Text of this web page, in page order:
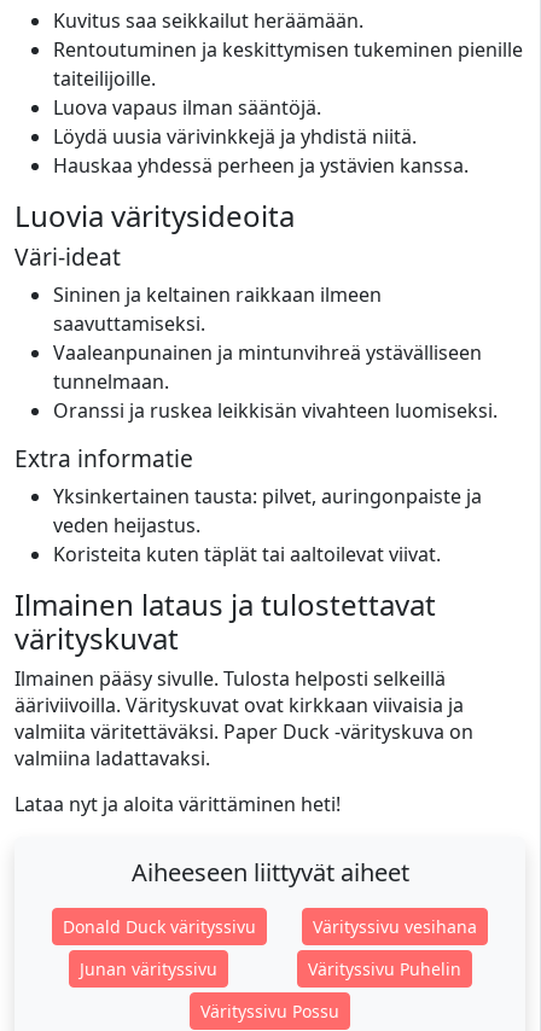
Kuvitus saa seikkailut heräämään.
Rentoutuminen ja keskittymisen tukeminen pienille
taiteilijoille.
Luova vapaus ilman sääntöjä.
Löydä uusia värivinkkejä ja yhdistä niitä.
Hauskaa yhdessä perheen ja ystävien kanssa.
Luovia väritysideoita
Väri-ideat
Sininen ja keltainen raikkaan ilmeen
saavuttamiseksi.
Vaaleanpunainen ja mintunvihreä ystävälliseen
tunnelmaan.
Oranssi ja ruskea leikkisän vivahteen luomiseksi.
Extra informatie
Yksinkertainen tausta: pilvet, auringonpaiste ja
veden heijastus.
Koristeita kuten täplät tai aaltoilevat viivat.
Ilmainen lataus ja tulostettavat
värityskuvat
Ilmainen pääsy sivulle. Tulosta helposti selkeillä
ääriviivoilla. Värityskuvat ovat kirkkaan viivaisia ja
valmiita väritettäväksi. Paper Duck -värityskuva on
valmiina ladattavaksi.
Lataa nyt ja aloita värittäminen heti!
Aiheeseen liittyvät aiheet
Donald Duck värityssivu
Värityssivu vesihana
Junan värityssivu
Värityssivu Puhelin
Värityssivu Possu